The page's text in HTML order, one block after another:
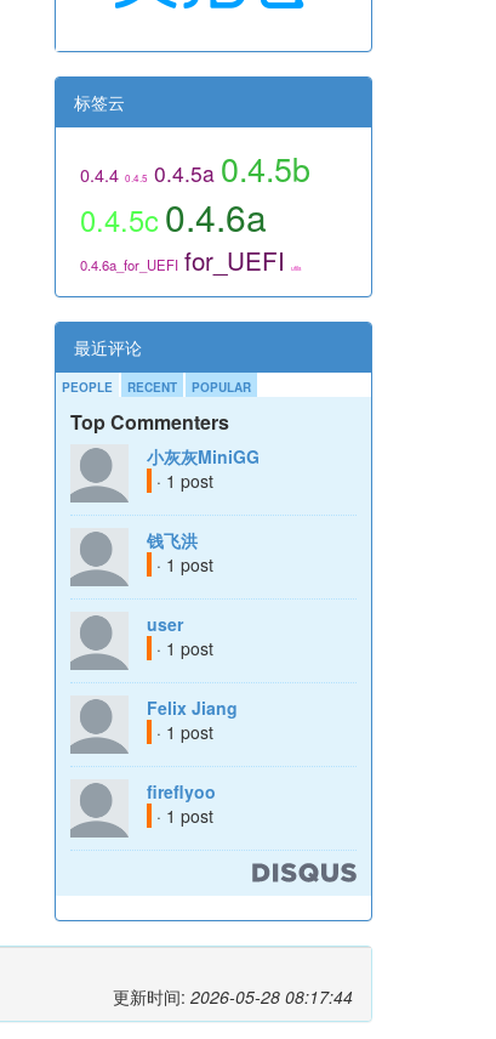
标签云
0.4.4 0.4.5 0.4.5a 0.4.5b
0.4.5c0.4.6a
0.4.6a_for_UEFI for_UEFI utils
最近评论
PEOPLE RECENT POPULAR
Top Commenters
小灰灰MiniGG
· 1 post
钱飞洪
· 1 post
user
· 1 post
Felix Jiang
· 1 post
fireflyoo
· 1 post
更新时间: 2026-05-28 08:17:44